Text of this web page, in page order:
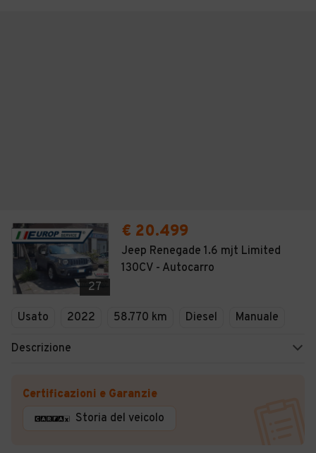
27
€ 20.499
Jeep Renegade 1.6 mjt Limited
130CV - Autocarro
Usato 2022 58.770 km Diesel Manuale
Descrizione
Certificazioni e Garanzie
Storia del veicolo